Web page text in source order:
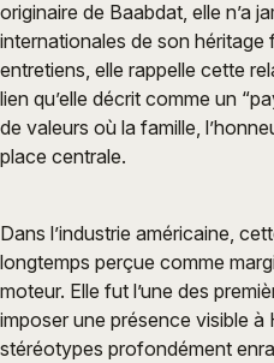
originaire de Baabdat, elle n’a
internationales de son héritage
entretiens, elle rappelle cette
lien qu’elle décrit comme un
de valeurs où la famille,
place centrale.
Dans l’industrie américaine,
longtemps perçue comme
moteur. Elle fut l’une des
imposer une présence visible
stéréotypes profondément